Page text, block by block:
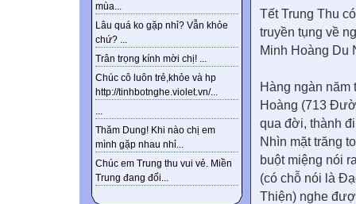
mùa...
Lâu quá ko gặp nhỉ? Vẫn khỏe
chứ? ...
Trân trọng kính mời chị! ...
Chúc cô luôn trẻ,khỏe và hp
http://tinhbotnghe.violet.vn/...
...
Thăm Dung! Khi nào chị em
mình gặp nhau nhỉ...
Chúc em Trung thu vui vẻ. Miền
Trung đang đối...
Tết Trung Thu
truyền tụng về
Minh Hoàng Du
Hàng ngàn
Hoàng (713
qua đời, thành
Nhìn mặt trăng
buột miệng nói
(có chỗ nói là
Thiện) nghe